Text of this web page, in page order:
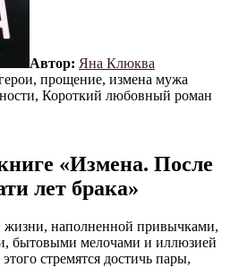
Автор: Яна Клюква
прощение, измена мужа
Короткий любовный роман
«Измена. После
лет брака»
жизни, наполненной привычками,
бытовыми мелочами и иллюзией
стремятся достичь пары,